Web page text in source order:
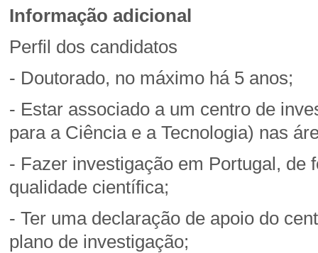
Informação adicional
Perfil dos candidatos
- Doutorado, no máximo há 5 anos;
- Estar associado a um centro de
para a Ciência e a Tecnologia) nas
- Fazer investigação em Portugal, de
qualidade científica;
- Ter uma declaração de apoio do
plano de investigação;